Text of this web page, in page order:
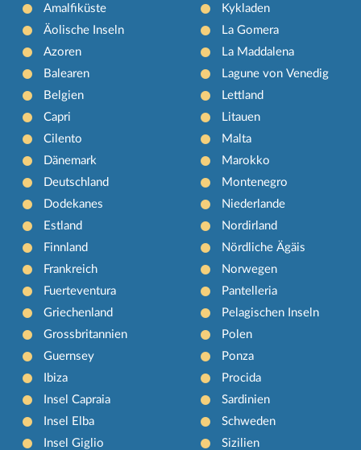
Amalfiküste
Äolische Inseln
Azoren
Balearen
Belgien
Capri
Cilento
Dänemark
Deutschland
Dodekanes
Estland
Finnland
Frankreich
Fuerteventura
Griechenland
Grossbritannien
Guernsey
Ibiza
Insel Capraia
Insel Elba
Insel Giglio
Kykladen
La Gomera
La Maddalena
Lagune von Venedig
Lettland
Litauen
Malta
Marokko
Montenegro
Niederlande
Nordirland
Nördliche Ägäis
Norwegen
Pantelleria
Pelagischen Inseln
Polen
Ponza
Procida
Sardinien
Schweden
Sizilien